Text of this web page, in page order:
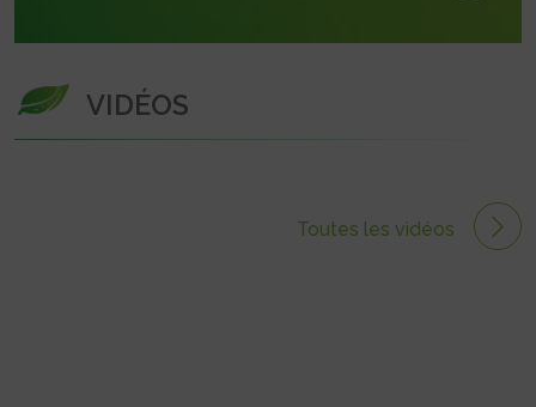
VIDÉOS
Toutes les vidéos